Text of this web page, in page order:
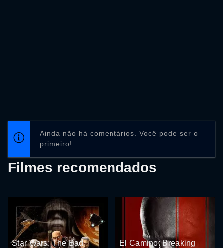
Ainda não há comentários. Você pode ser o
primeiro!
Filmes recomendados
Star Wars: The Bad
El Camino: Breaking